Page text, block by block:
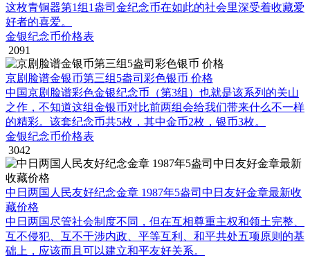
这枚青铜器第1组1盎司金纪念币在如此的社会里深受着收藏爱
好者的喜爱。
金银纪念币价格表
2091
京剧脸谱金银币第三组5盎司彩色银币 价格
中国京剧脸谱彩色金银纪念币（第3组）也就是该系列的关山
之作，不知道这组金银币对比前两组会给我们带来什么不一样
的精彩。该套纪念币共5枚，其中金币2枚，银币3枚。
金银纪念币价格表
3042
中日两国人民友好纪念金章 1987年5盎司中日友好金章最新收
藏价格
中日两国尽管社会制度不同，但在互相尊重主权和领土完整、
互不侵犯、互不干涉内政、平等互利、和平共处五项原则的基
础上，应该而且可以建立和平友好关系。